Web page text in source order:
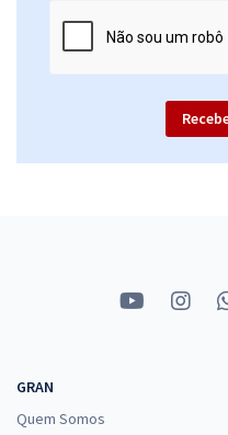
GRAN
Quem Somos